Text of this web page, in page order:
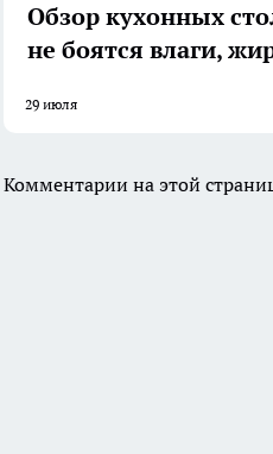
Обзор кухонных
не боятся влаги,
29 июля
Комментарии на этой